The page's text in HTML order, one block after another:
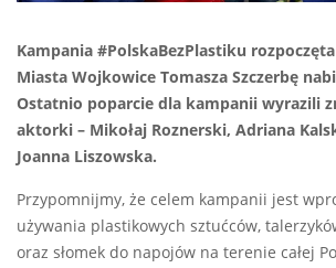
Kampania #PolskaBezPlastiku
Miasta Wojkowice Tomasza Szczerbę
Ostatnio poparcie dla kampanii wyrazili
aktorki – Mikołaj Roznerski, Adriana
Joanna Liszowska.
Przypomnijmy, że celem kampanii jest
używania plastikowych sztućców,
oraz słomek do napojów na terenie całej